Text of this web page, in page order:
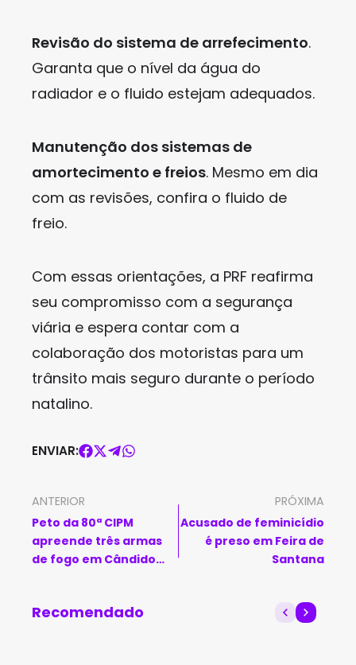
Revisão do sistema de arrefecimento.
Garanta que o nível da água do
radiador e o fluido estejam adequados.
Manutenção dos sistemas de
amortecimento e freios. Mesmo em dia
com as revisões, confira o fluido de
freio.
Com essas orientações, a PRF reafirma
seu compromisso com a segurança
viária e espera contar com a
colaboração dos motoristas para um
trânsito mais seguro durante o período
natalino.
ENVIAR:
ANTERIOR
Peto da 80ª CIPM
apreende três armas
de fogo em Cândido
PRÓXIMA
Acusado de feminicídio
é preso em Feira de
Santana
Recomendado